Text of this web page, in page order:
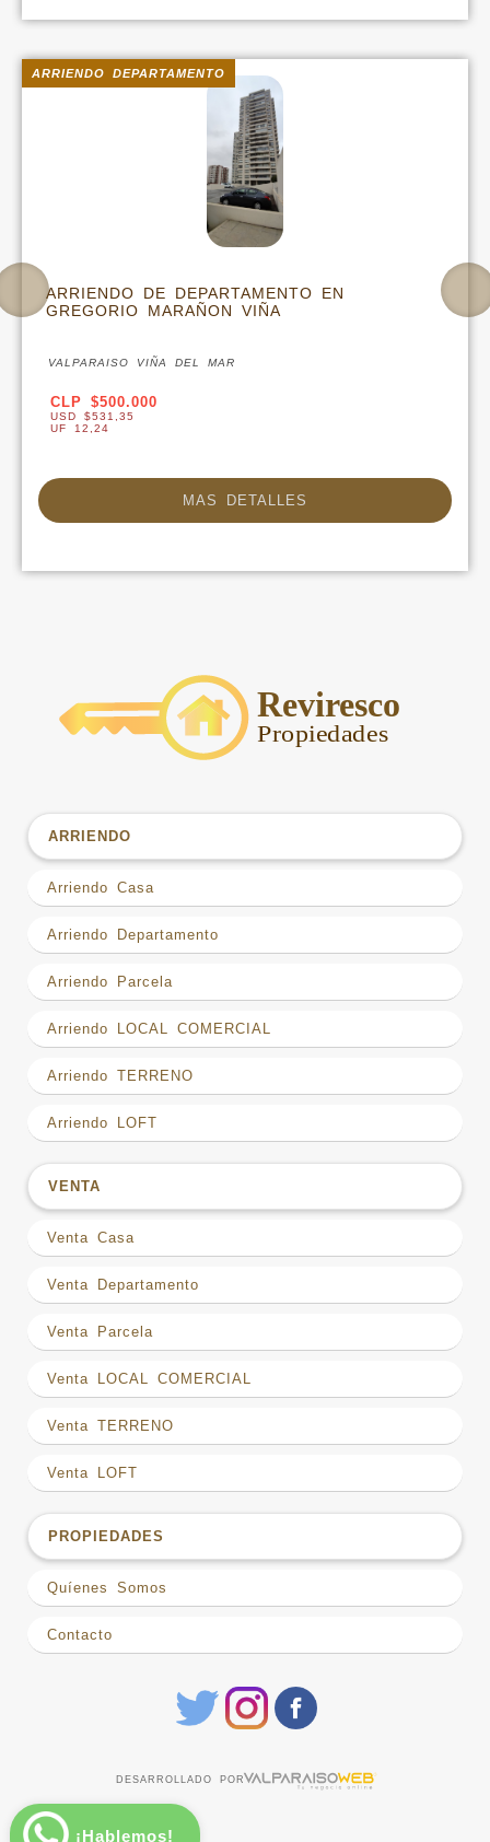
¡Hablemos!
ARRIENDO DE DEPARTAMENTO EN
GREGORIO MARAÑON VIÑA
VALPARAISO VIÑA DEL MAR
ARRIENDO DEPARTAMENTO
CLP $500.000
USD $531,35
UF 12,24
MAS DETALLES
ARRIENDO
Arriendo Casa
Arriendo Departamento
Arriendo Parcela
Arriendo LOCAL COMERCIAL
Arriendo TERRENO
Arriendo LOFT
VENTA
Venta Casa
Venta Departamento
Venta Parcela
Venta LOCAL COMERCIAL
Venta TERRENO
Venta LOFT
PROPIEDADES
Quíenes Somos
Contacto
DESARROLLADO POR